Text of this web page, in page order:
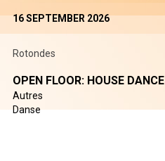
16 SEPTEMBER 2026
Rotondes
OPEN FLOOR: HOUSE DANCE
Autres
Danse